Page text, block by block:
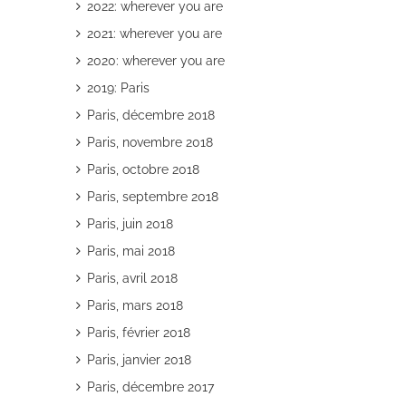
2022: wherever you are
2021: wherever you are
2020: wherever you are
2019: Paris
Paris, décembre 2018
Paris, novembre 2018
Paris, octobre 2018
Paris, septembre 2018
Paris, juin 2018
Paris, mai 2018
Paris, avril 2018
Paris, mars 2018
Paris, février 2018
Paris, janvier 2018
Paris, décembre 2017